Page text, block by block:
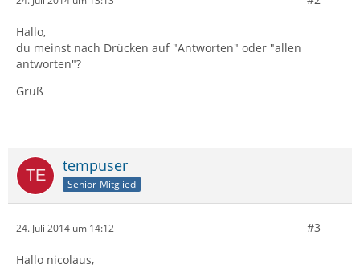
Hallo,
du meinst nach Drücken auf "Antworten" oder "allen
antworten"?
Gruß
tempuser
Senior-Mitglied
24. Juli 2014 um 14:12 #3
Hallo nicolaus,